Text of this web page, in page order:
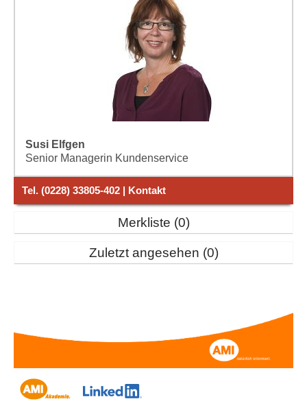
Susi Elfgen
Senior Managerin Kundenservice
Tel. (0228) 33805-402 | Kontakt
Merkliste 0
Zuletzt angesehen 0